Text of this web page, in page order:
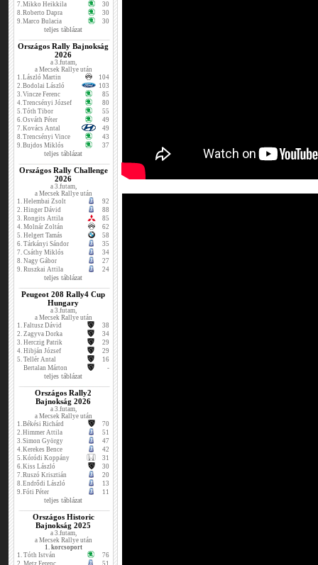
7.Mikko Heikkila
30
8.Roberto Dapra
30
9.Marco Bulacia 30
teljes táblázat
Országos Rally Bajnokság
2026
a 3.futam,
a Mecsek Rallye után
1.László Martin
104
2.Bodolai László
103
3.Vincze Ferenc
85
4.Trencsényi József
80
5.Tóth Tibor
55
6.Osváth Péter
49
7.Kovács Antal
49
8.Trencsényi Vince
43
9.Bujdos Miklós 37
teljes táblázat
Országos Rally Challenge
2026
a 3.futam,
a Mecsek Rallye után
1. Helembai Zsolt
92
2. Hinger Dávid
88
3. Rongits Attila
85
4. Molnár Zoltán
62
5. Helgert Tamás
58
6. Tárkányi Sándor
35
7. Csáthy Miklós
34
8. Nagy Gábor
27
9. Ruszkai Attila 24
teljes táblázat
Peugeot 208 Rally4 Cup
Hungary
a 3.futam,
a Mecsek Rallye után
1. Faltusz Dávid
38
2. Zagyva Dorka
34
3. Herczig Patrik
29
4. Hibján József
29
5. Tellér Antal
16
Bertalan Márton
-
teljes táblázat
Országos Rally2
Bajnokság 2026
a 3.futam,
a Mecsek Rallye után
1.Békési Richárd
70
2.Himmer Attila
51
3.Simon György
47
4.Kerekes Bence
42
5.Kóródi Koppány
31
6.Kiss László
30
7.Ruszó Krisztián
20
8.Endrődi László
13
9.Fóti Péter 11
teljes táblázat
Országos Historic
Bajnokság 2025
a 3.futam,
a Mecsek Rallye után
1. korcsoport
1. Tóth István
76
2. Metz Ferenc 51